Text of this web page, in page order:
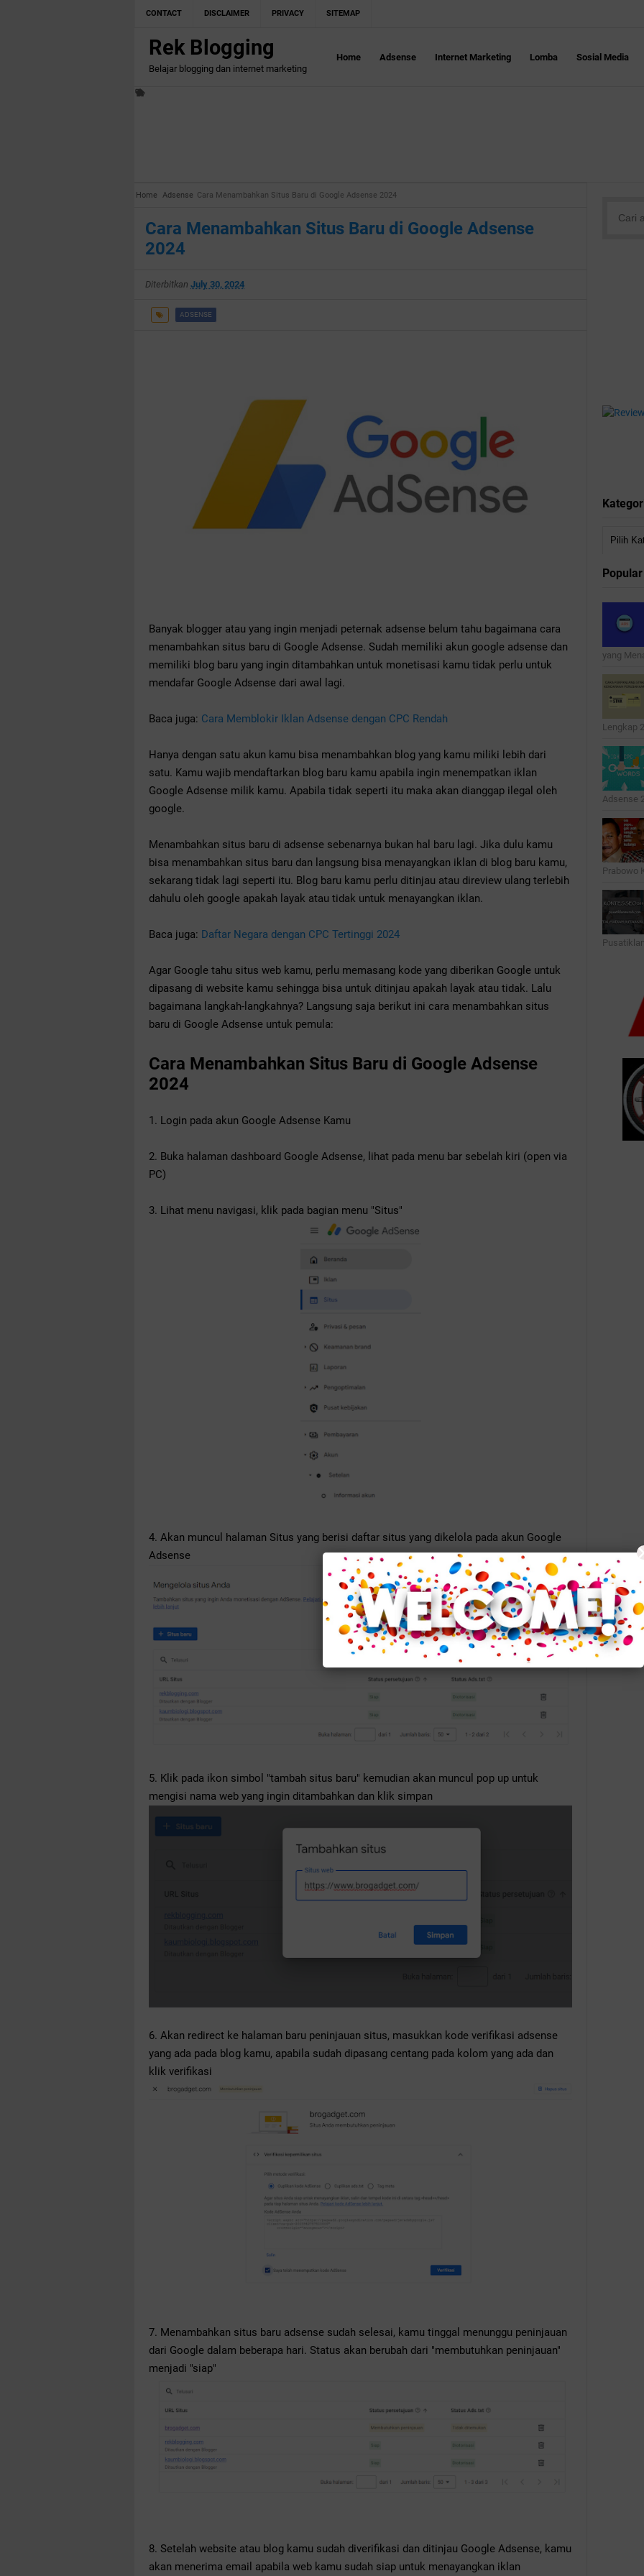
CONTACT DISCLAIMER PRIVACY SITEMAP
Rek Blogging
Belajar blogging dan internet marketing
Home Adsense Internet Marketing Lomba Sosial Media
Home Adsense Cara Menambahkan Situs Baru di Google Adsense 2024
Cara Menambahkan Situs Baru di Google Adsense
2024
Diterbitkan July 30, 2024
ADSENSE
Banyak blogger atau yang ingin menjadi peternak adsense belum tahu bagaimana cara
menambahkan situs baru di Google Adsense. Sudah memiliki akun google adsense dan
memiliki blog baru yang ingin ditambahkan untuk monetisasi kamu tidak perlu untuk
mendafar Google Adsense dari awal lagi.
Baca juga: Cara Memblokir Iklan Adsense dengan CPC Rendah
Hanya dengan satu akun kamu bisa menambahkan blog yang kamu miliki lebih dari
satu. Kamu wajib mendaftarkan blog baru kamu apabila ingin menempatkan iklan
Google Adsense milik kamu. Apabila tidak seperti itu maka akan dianggap ilegal oleh
google.
Menambahkan situs baru di adsense sebenarnya bukan hal baru lagi. Jika dulu kamu
bisa menambahkan situs baru dan langsung bisa menayangkan iklan di blog baru kamu,
sekarang tidak lagi seperti itu. Blog baru kamu perlu ditinjau atau direview ulang terlebih
dahulu oleh google apakah layak atau tidak untuk menayangkan iklan.
Baca juga: Daftar Negara dengan CPC Tertinggi 2024
Agar Google tahu situs web kamu, perlu memasang kode yang diberikan Google untuk
dipasang di website kamu sehingga bisa untuk ditinjau apakah layak atau tidak. Lalu
bagaimana langkah-langkahnya? Langsung saja berikut ini cara menambahkan situs
baru di Google Adsense untuk pemula:
Cara Menambahkan Situs Baru di Google Adsense
2024
1. Login pada akun Google Adsense Kamu
2. Buka halaman dashboard Google Adsense, lihat pada menu bar sebelah kiri (open via
PC)
3. Lihat menu navigasi, klik pada bagian menu "Situs"
4. Akan muncul halaman Situs yang berisi daftar situs yang dikelola pada akun Google
Adsense
5. Klik pada ikon simbol "tambah situs baru" kemudian akan muncul pop up untuk
mengisi nama web yang ingin ditambahkan dan klik simpan
6. Akan redirect ke halaman baru peninjauan situs, masukkan kode verifikasi adsense
yang ada pada blog kamu, apabila sudah dipasang centang pada kolom yang ada dan
klik verifikasi
7. Menambahkan situs baru adsense sudah selesai, kamu tinggal menunggu peninjauan
dari Google dalam beberapa hari. Status akan berubah dari "membutuhkan peninjauan"
menjadi "siap"
8. Setelah website atau blog kamu sudah diverifikasi dan ditinjau Google Adsense, kamu
akan menerima email apabila web kamu sudah siap untuk menayangkan iklan
yang
Lengkap
Adsense
Prabowo